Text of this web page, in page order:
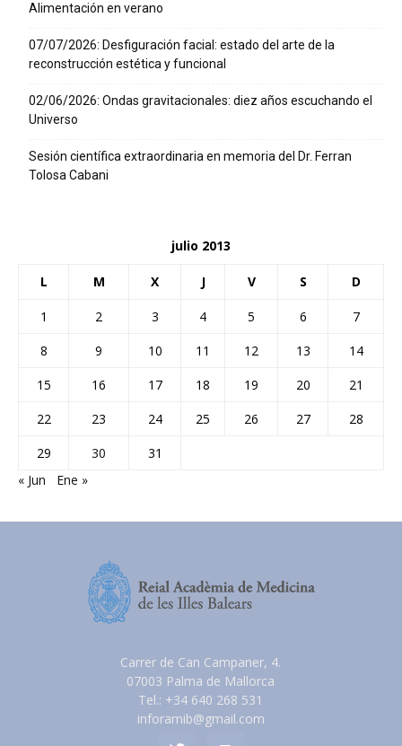
Alimentación en verano
07/07/2026: Desfiguración facial: estado del arte de la
reconstrucción estética y funcional
02/06/2026: Ondas gravitacionales: diez años escuchando el
Universo
Sesión científica extraordinaria en memoria del Dr. Ferran
Tolosa Cabani
julio 2013
L M X J V S D
1 2 3 4 5 6
7
8
9 10 11 12 13
14
15
16 17 18 19 20
21
22
23 24 25 26 27
28
29
30
31
« Jun
Ene »
Carrer de Can Campaner, 4.
07003 Palma de Mallorca
Tel.: +34 640 268 531
inforamib@gmail.com